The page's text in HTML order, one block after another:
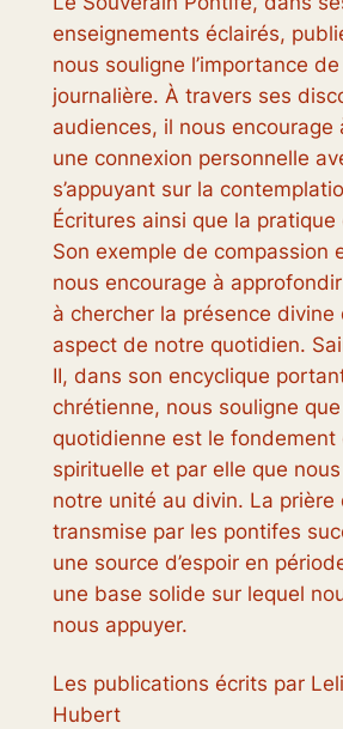
enseignements éclairés,
nous souligne l’importance
journalière. À travers ses
audiences, il nous encourage
une connexion personnelle
s’appuyant sur la
Écritures ainsi que la pratique
Son exemple de compassion
nous encourage à
à chercher la présence divine
aspect de notre quotidien.
II, dans son encyclique
chrétienne, nous souligne
quotidienne est le fondement
spirituelle et par elle que
notre unité au divin. La prière
transmise par les pontifes
une source d’espoir en
une base solide sur lequel
nous appuyer.
Les publications écrits par
Hubert